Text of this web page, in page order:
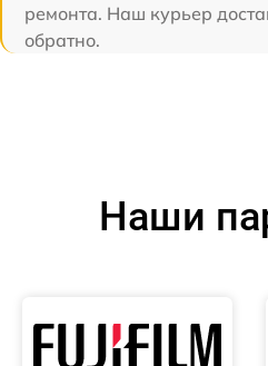
ремонта. Наш курьер
обратно.
Наши